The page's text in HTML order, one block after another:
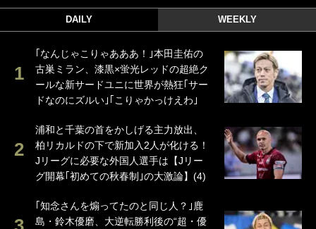
DAILY WEEKLY
｢なんじゃこりゃあああ！｣本田圭佑の
古巣ミラン、漆黒×蛍光レッドの超絶ク
ールな新サードユニに世界が熱狂｢サー
ドなのにズルい｣｢こりゃかっけえわ｣
浦和と千葉の首をかしげる主力放出、
柏リカルドの下で新加入2人が化ける！
Jリーグに必要な外国人選手は【Jリー
グ開幕｢初めての秋春制｣の大激論】(4)
｢知念さんを煽ってたのと同じ人？｣鹿
島・鈴木優磨、大逆転勝利後の“超・優